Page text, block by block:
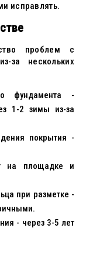
исправлять.
проблем с
за нескольких
фундамента -
1-2 зимы из-за
покрытия -
на площадке и
при разметке -
- через 3-5 лет